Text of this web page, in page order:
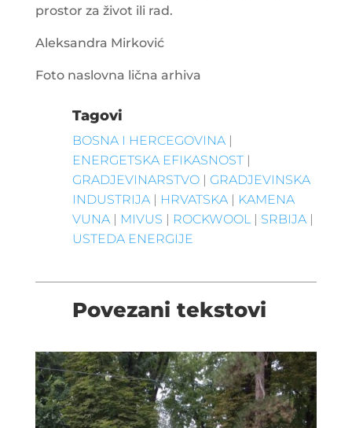
prostor za život ili rad.
Aleksandra Mirković
Foto naslovna lična arhiva
Tagovi
BOSNA I HERCEGOVINA|
ENERGETSKA EFIKASNOST|
GRADJEVINARSTVO| GRADJEVINSKA
INDUSTRIJA| HRVATSKA|
KAMENA
VUNA| MIVUS ROCKWOOL| SRBIJA|
USTEDA ENERGIJE
Povezani tekstovi